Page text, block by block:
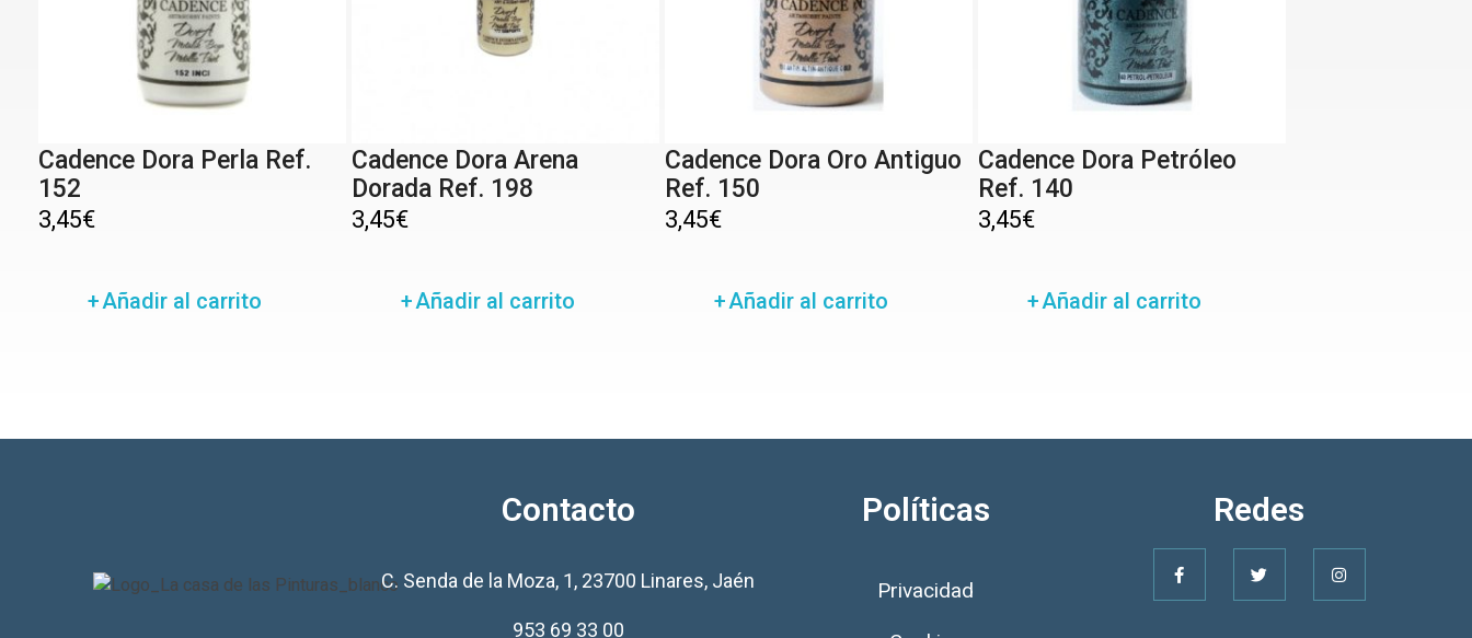
Cadence Dora Perla Ref.
152
3,45€
Añadir al carrito
Cadence Dora Arena
Dorada Ref. 198
3,45€
Añadir al carrito
Cadence Dora Oro Antiguo
Ref. 150
3,45€
Añadir al carrito
Cadence Dora Petróleo
Ref. 140
3,45€
Añadir al carrito
Contacto
C. Senda de la Moza, 1, 23700 Linares, Jaén
953 69 33 00
Políticas
Privacidad
Redes